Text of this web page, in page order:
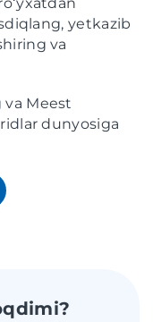
yetkazib
va
Meest
dunyosiga